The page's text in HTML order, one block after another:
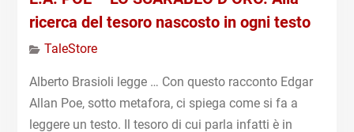
ricerca del tesoro nascosto in ogni testo
TaleStore
Alberto Brasioli legge … Con questo racconto Edgar
Allan Poe, sotto metafora, ci spiega come si fa a
leggere un testo. Il tesoro di cui parla infatti è in